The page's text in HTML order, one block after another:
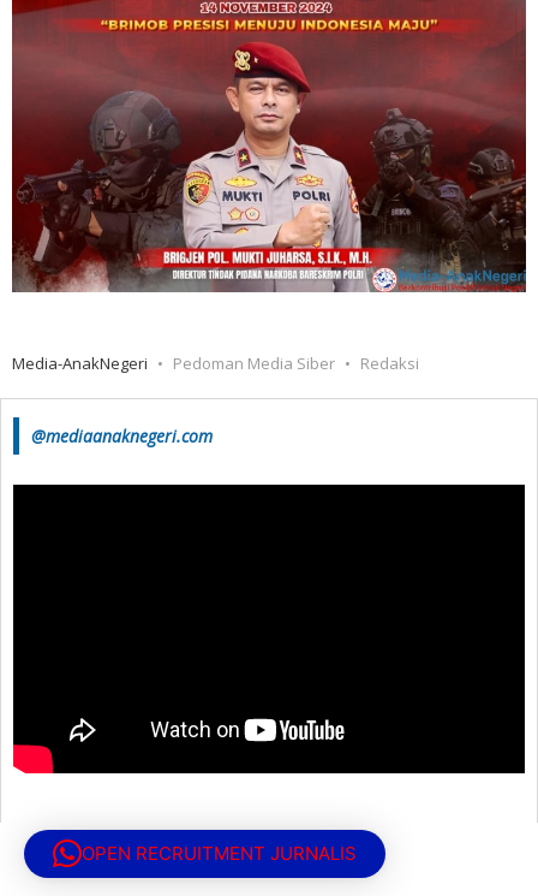
Media-AnakNegeri Pedoman Media Siber Redaksi
@mediaanaknegeri.com
OPEN RECRUITMENT JURNALIS